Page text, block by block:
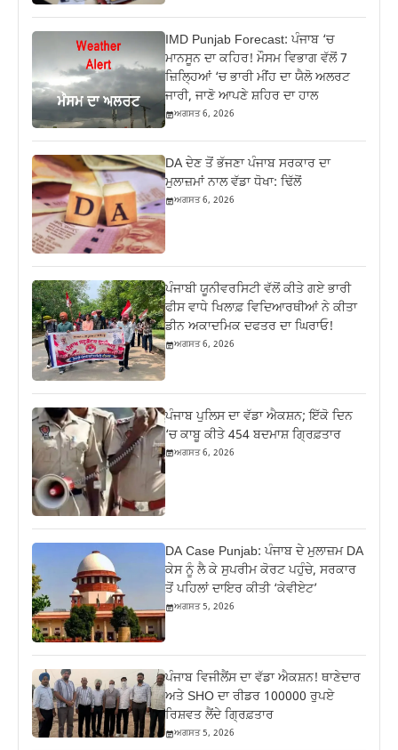
IMD Punjab Forecast: ਪੰਜਾਬ ‘ਚ
ਮਾਨਸੂਨ ਦਾ ਕਹਿਰ! ਮੌਸਮ ਵਿਭਾਗ ਵੱਲੋਂ 7
ਜ਼ਿਲ੍ਹਿਆਂ ‘ਚ ਭਾਰੀ ਮੀਂਹ ਦਾ ਯੈਲੋ ਅਲਰਟ
ਜਾਰੀ, ਜਾਣੋ ਆਪਣੇ ਸ਼ਹਿਰ ਦਾ ਹਾਲ
ਅਗਸਤ 6, 2026
DA ਦੇਣ‌ ਤੋਂ ਭੱਜਣਾ ਪੰਜਾਬ ਸਰਕਾਰ ਦਾ
ਮੁਲਾਜ਼ਮਾਂ ਨਾਲ ਵੱਡਾ ਧੋਖਾ: ਢਿੱਲੋਂ
ਅਗਸਤ 6, 2026
ਪੰਜਾਬੀ ਯੂਨੀਵਰਸਿਟੀ ਵੱਲੋਂ ਕੀਤੇ ਗਏ ਭਾਰੀ
ਫੀਸ ਵਾਧੇ ਖਿਲਾਫ਼ ਵਿਦਿਆਰਥੀਆਂ ਨੇ ਕੀਤਾ
ਡੀਨ ਅਕਾਦਮਿਕ ਦਫਤਰ ਦਾ ਘਿਰਾਓ!
ਅਗਸਤ 6, 2026
ਪੰਜਾਬ ਪੁਲਿਸ ਦਾ ਵੱਡਾ ਐਕਸ਼ਨ; ਇੱਕੋ ਦਿਨ
‘ਚ ਕਾਬੂ ਕੀਤੇ 454 ਬਦਮਾਸ਼ ਗ੍ਰਿਫ਼ਤਾਰ
ਅਗਸਤ 6, 2026
DA Case Punjab: ਪੰਜਾਬ ਦੇ ਮੁਲਾਜ਼ਮ DA
ਕੇਸ ਨੂੰ ਲੈ ਕੇ ਸੁਪਰੀਮ ਕੋਰਟ ਪਹੁੰਚੇ, ਸਰਕਾਰ
ਤੋਂ ਪਹਿਲਾਂ ਦਾਇਰ ਕੀਤੀ ‘ਕੇਵੀਏਟ’
ਅਗਸਤ 5, 2026
ਪੰਜਾਬ ਵਿਜੀਲੈਂਸ ਦਾ ਵੱਡਾ ਐਕਸ਼ਨ! ਥਾਣੇਦਾਰ
ਅਤੇ SHO ਦਾ ਰੀਡਰ 100000 ਰੁਪਏ
ਰਿਸ਼ਵਤ ਲੈਂਦੇ ਗ੍ਰਿਫ਼ਤਾਰ
ਅਗਸਤ 5, 2026